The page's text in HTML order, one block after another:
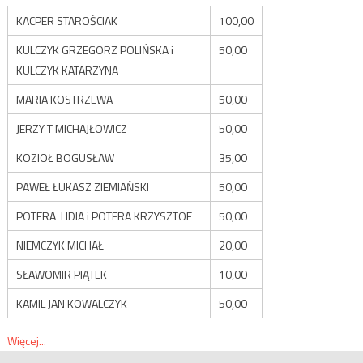
KACPER STAROŚCIAK
100,00
KULCZYK GRZEGORZ POLIŃSKA i
KULCZYK KATARZYNA
50,00
MARIA KOSTRZEWA
50,00
JERZY T MICHAJŁOWICZ
50,00
KOZIOŁ BOGUSŁAW
35,00
PAWEŁ ŁUKASZ ZIEMIAŃSKI
50,00
POTERA LIDIA i POTERA KRZYSZTOF
50,00
NIEMCZYK MICHAŁ
20,00
SŁAWOMIR PIĄTEK
10,00
KAMIL JAN KOWALCZYK
50,00
Więcej...